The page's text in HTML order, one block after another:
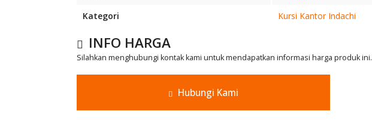
Kategori
Kursi Kantor Indachi
INFO HARGA
Silahkan menghubungi kontak kami untuk mendapatkan informasi harga produk ini.
Hubungi Kami